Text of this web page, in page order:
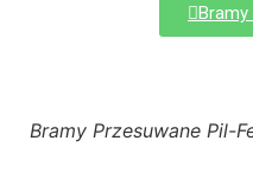
Bramy
Bramy Przesuwane Pil-